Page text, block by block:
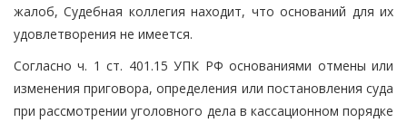
жалоб, Судебная коллегия находит, что оснований для их
удовлетворения не имеется.
Согласно ч. 1 ст. 401.15 УПК РФ основаниями отмены или
изменения приговора, определения или постановления суда
при рассмотрении уголовного дела в кассационном порядке